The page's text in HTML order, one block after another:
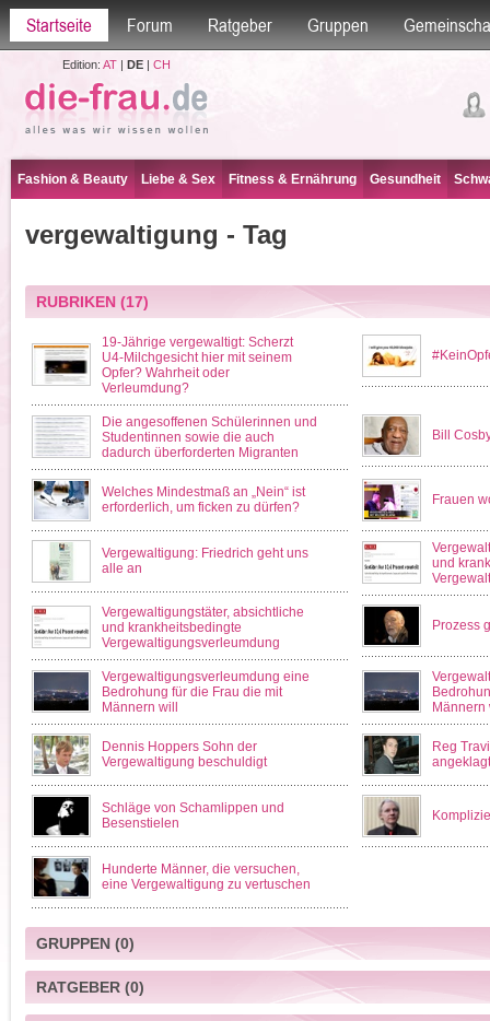
Startseite Forum Ratgeber Gruppen
Edition: AT| DE| CH
Fashion & Beauty Liebe & Sex Fitness & Ernährung Gesundheit
vergewaltigung - Tag
RUBRIKEN(17)
19-Jährige vergewaltigt: Scherzt
U4-Milchgesicht hier mit seinem
Opfer? Wahrheit oder
Verleumdung?
Die angesoffenen Schülerinnen und
Studentinnen sowie die auch
dadurch überforderten Migranten
Bill
Welches Mindestmaß an „Nein“ ist
erforderlich, um ficken zu dürfen?
Frauen
Vergewaltigung: Friedrich geht uns
alle an
und
Vergewaltigungstäter, absichtliche
und krankheitsbedingte
Vergewaltigungsverleumdung
Prozess
Vergewaltigungsverleumdung eine
Bedrohung für die Frau die mit
Männern will
Männern
Dennis Hoppers Sohn der
Vergewaltigung beschuldigt
Reg
angeklagt
Schläge von Schamlippen und
Besenstielen
Hunderte Männer, die versuchen,
eine Vergewaltigung zu vertuschen
GRUPPEN(0)
RATGEBER(0)